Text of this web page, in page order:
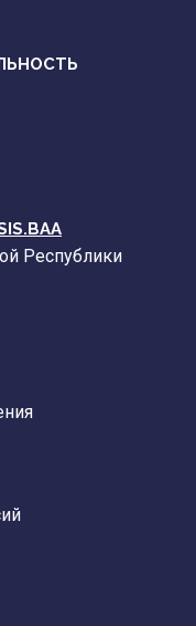
Республики